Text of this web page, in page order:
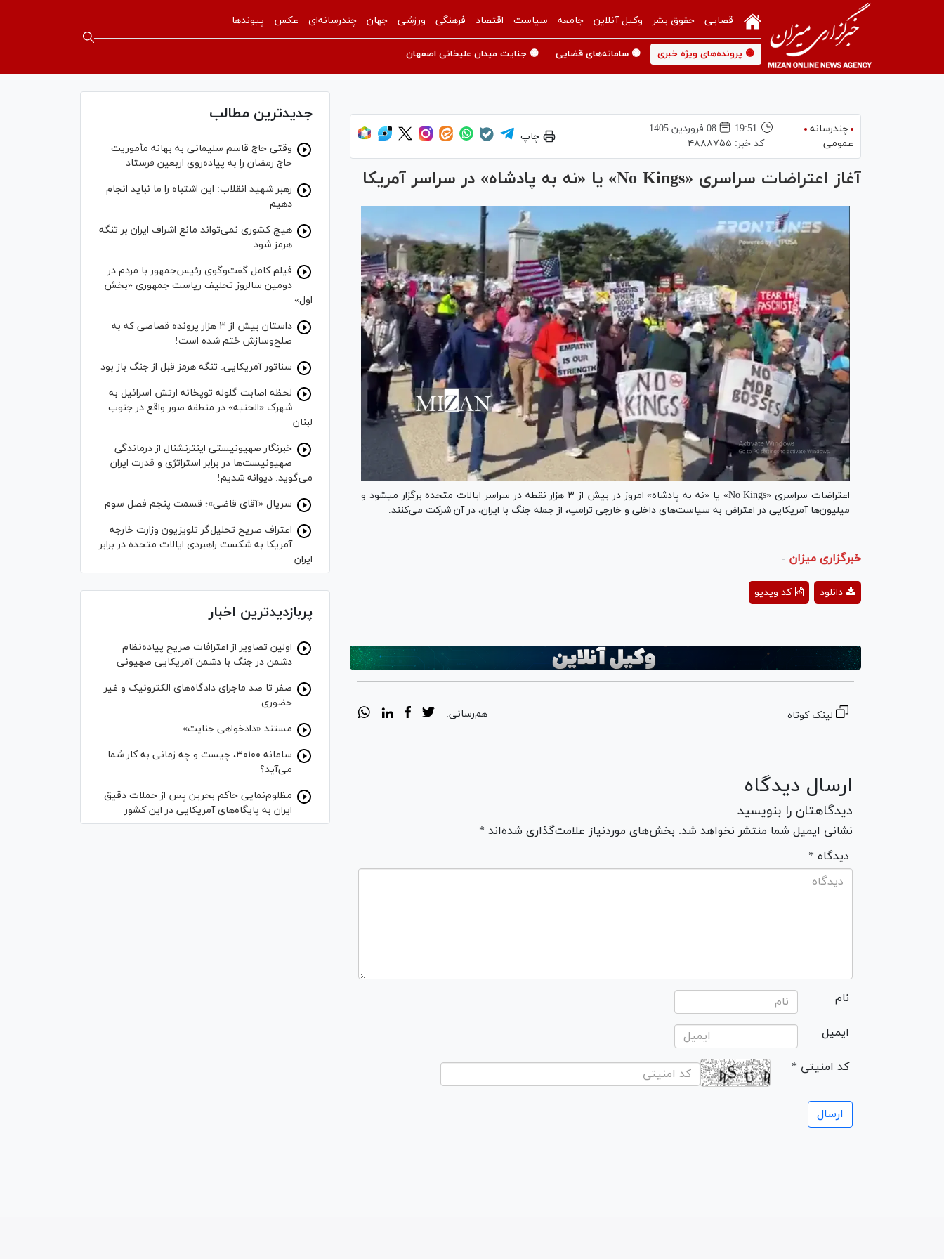
قضایی حقوق بشر وکیل آنلاین جامعه سیاست اقتصاد فرهنگی ورزشی جهان چندرسانه‌ای عکس پیوندها
🟡 پرونده‌های ویژه خبری 🟡 سامانه‌های قضایی 🟡 جنایت میدان علیخانی اصفهان
چندرسانه
عمومی
19:51
08 فروردين 1405
کد خبر: ۴۸۸۸۷۵۵
چاپ
آغاز اعتراضات سراسری «No Kings» یا «نه به پادشاه» در سراسر آمریکا
اعتراضات سراسری «No Kings» یا «نه به پادشاه» امروز در بیش از ۳ هزار نقطه در سراسر ایالات متحده برگزار میشود و
میلیون‌ها آمریکایی در اعتراض به سیاست‌های داخلی و خارجی ترامپ، از جمله جنگ با ایران، در آن شرکت می‌کنند.
خبرگزاری میزان -
کد ویدیو دانلود
لینک کوتاه هم‌رسانی:
ارسال دیدگاه
دیدگاهتان را بنویسید
نشانی ایمیل شما منتشر نخواهد شد. بخش‌های موردنیاز علامت‌گذاری شده‌اند *
* دیدگاه
نام
ایمیل
* کد امنیتی
جدیدترین مطالب
وقتی حاج قاسم سلیمانی به بهانه مأموریت
حاج رمضان را به پیاده‌روی اربعین فرستاد
رهبر شهید انقلاب: این اشتباه را ما نباید انجام
دهیم
هیچ کشوری نمی‌تواند مانع اشراف ایران بر تنگه
هرمز شود
فیلم کامل گفت‌وگوی رئیس‌جمهور با مردم در
دومین سالروز تحلیف ریاست جمهوری «بخش
اول»
داستان بیش از ۳ هزار پرونده قصاصی که به
صلح‌وسازش ختم شده است!
سناتور آمریکایی: تنگه هرمز قبل از جنگ باز بود
لحظه اصابت گلوله توپخانه ارتش اسرائیل به
شهرک «الحنیه» در منطقه صور واقع در جنوب
لبنان
خبرنگار صهیونیستی اینترنشنال از درماندگی
صهیونیست‌ها در برابر استراتژی و قدرت ایران
می‌گوید: دیوانه شدیم!
سریال «آقای قاضی»؛ قسمت پنجم فصل سوم
اعتراف صریح تحلیل‌گر تلویزیون وزارت خارجه
آمریکا به شکست راهبردی ایالات متحده در برابر
ایران
پربازدیدترین اخبار
اولین تصاویر از اعترافات صریح پیاده‌نظام‌
دشمن در جنگ با دشمن آمریکایی صهیونی
صفر تا صد ماجرای دادگاه‌های الکترونیک و غیر
حضوری
مستند «دادخواهی جنایت»
سامانه ۳۰۱۰۰، چیست و چه زمانی به کار شما
می‌آید؟
مظلوم‌نمایی حاکم بحرین پس از حملات دقیق
ایران به پایگاه‌های آمریکایی در این کشور